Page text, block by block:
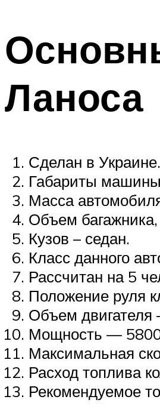
Ланоса
Сделан в Украине.
Габариты
Масса
Объем
Кузов – седан.
Класс данного
Рассчитан на 5
Положение руля
Объем
Мощность — 5800
Максимальная
Расход топлива
Рекомендуемое